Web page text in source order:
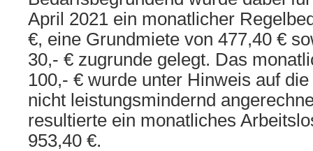
April 2021 ein monatlicher
€, eine Grundmiete von 477,40 €
30,- € zugrunde gelegt. Das
100,- € wurde unter Hinweis auf
nicht leistungsmindernd
resultierte ein monatliches
953,40 €.